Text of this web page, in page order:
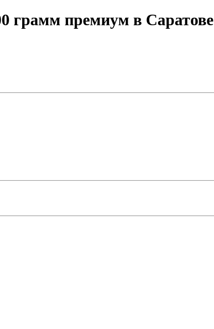
грамм премиум в Саратове